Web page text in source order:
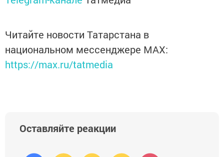
Читайте новости Татарстана в
национальном мессенджере MАХ:
https://max.ru/tatmedia
Оставляйте реакции